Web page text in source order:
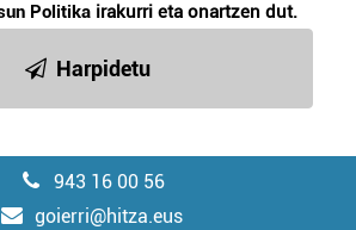
Politika irakurri eta onartzen dut.
Harpidetu
943 16 00 56
goierri@hitza.eus